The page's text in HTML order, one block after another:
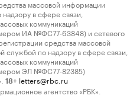
массовой информации
в сфере связи,
коммуникаций
ИА №ФС77-63848) и сетевого
средства массовой
по надзору в сфере связи,
коммуникаций
ЭЛ №ФС77-82385)
18+ letters@rbc.ru
агентство «РБК».